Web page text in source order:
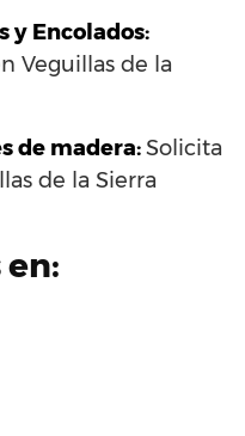
y Encolados:
Veguillas de la
de madera:Solicita
de la Sierra